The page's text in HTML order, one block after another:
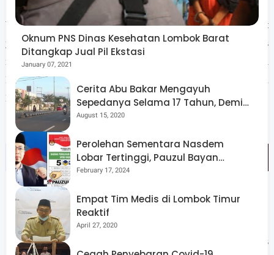
Wagub kelahiran Sumbawa itu juga menekankan agar Penjabat
yang baru dilantik dapat lebih fokus menyelesaikan proses
rekonstruksi dan rehabilitasi bagi masyarakat terdampak gempa di
Lombok Timur selain menyelesaikan tugas-tugas pemerintahan
lainnya.
"Kondisi masyarakat saat ini harus kita perhatikan dengan serius
Oknum PNS Dinas Kesehatan Lombok Barat
Ditangkap Jual Pil Ekstasi
January 07, 2021
Cerita Abu Bakar Mengayuh
Sepedanya Selama 17 Tahun, Demi
Menggelorakan Kemerdekaan
August 15, 2020
Perolehan Sementara Nasdem
Lobar Tertinggi, Pauzul Bayan
Berpeluang “Rebut” Kursi Dapil 3
February 17, 2024
Empat Tim Medis di Lombok Timur
Reaktif
April 27, 2020